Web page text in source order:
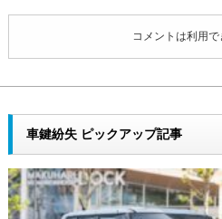
コメントは利用で
車鍵紛失 ピックアップ記事